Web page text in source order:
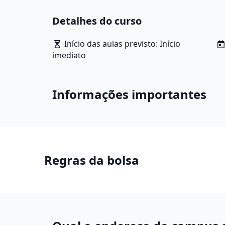
Comunicação Social. Os profissionais de
públicas.
Detalhes do curso
Início das aulas previsto: Início
imediato
Informações importantes
Regras da bolsa